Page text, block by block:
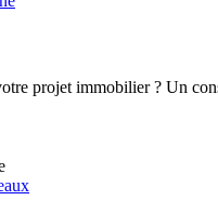
projet immobilier ? Un